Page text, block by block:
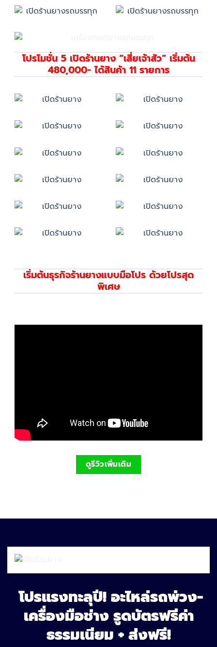
โปรโมชั่น 5 เปิดร้านยาง “เสี่ยเจ้าสัว” เริ่มต้น
480,000- ได้สินค้า 11 รายการ
เริ่มต้นธุรกิจร้านยางแบบมือโปร ด้วยโปรสุด
พิเศษ
ดูรีวิวเพิ่มเติม
โปรแรงทะลุปี! อะไหล่รถพ่วง-
เครื่องมือช่าง รูดบัตรฟรีค่า
ธรรมเนียม + ส่งฟรี!